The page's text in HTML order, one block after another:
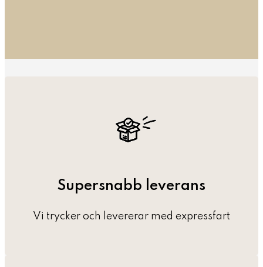
Supersnabb leverans
Vi trycker och levererar med expressfart